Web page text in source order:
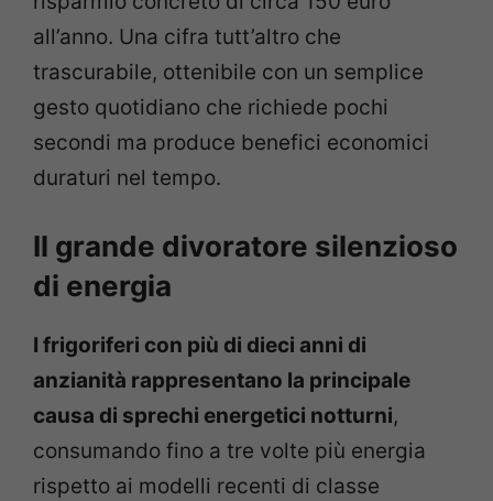
all’anno. Una cifra tutt’altro che
trascurabile, ottenibile con un semplice
gesto quotidiano che richiede pochi
secondi ma produce benefici economici
duraturi nel tempo.
Il grande divoratore silenzioso
di energia
I frigoriferi con più di dieci anni di
anzianità rappresentano la principale
causa di sprechi energetici notturni,
consumando fino a tre volte più energia
rispetto ai modelli recenti di classe